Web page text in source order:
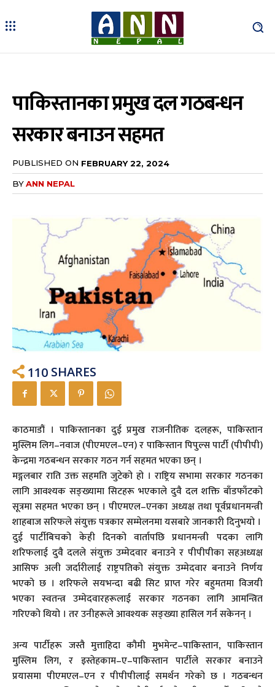
पाकिस्तानका प्रमुख दल गठबन्धन
सरकार बनाउन सहमत
PUBLISHED ON FEBRUARY 22, 2024
BYANN NEPAL
110 SHARES
काठमाडौं । पाकिस्तानका दुई प्रमुख राजनीतिक दलहरू, पाकिस्तान
मुस्लिम लिग–नवाज (पीएमएल–एन) र पाकिस्तान पिपुल्स पार्टी (पीपीपी)
केन्द्रमा गठबन्धन सरकार गठन गर्न सहमत भएका छन् ।
मङ्गलबार राति उक्त सहमति जुटेको हो । राष्ट्रिय सभामा सरकार गठनका
लागि आवश्यक सङ्ख्यामा सिटहरू भएकाले दुवै दल शक्ति बाँडफाँटको
सूत्रमा सहमत भएका छन् । पीएमएल–एनका अध्यक्ष तथा पूर्वप्रधानमन्त्री
शाहबाज सरिफले संयुक्त पत्रकार सम्मेलनमा यसबारे जानकारी दिनुभयो ।
दुई पार्टीबिचको केही दिनको वार्तापछि प्रधानमन्त्री पदका लागि
शरिफलाई दुवै दलले संयुक्त उम्मेदवार बनाउने र पीपीपीका सहअध्यक्ष
आसिफ अली जर्दारीलाई राष्ट्रपतिको संयुक्त उम्मेदवार बनाउने निर्णय
भएको छ । शरिफले सयभन्दा बढी सिट प्राप्त गरेर बहुमतमा विजयी
भएका स्वतन्त्र उम्मेदवारहरूलाई सरकार गठनका लागि आमन्त्रित
गरिएको थियो । तर उनीहरूले आवश्यक सङ्ख्या हासिल गर्न सकेनन् ।
अन्य पार्टीहरू जस्तै मुत्ताहिदा कौमी मुभमेन्ट–पाकिस्तान, पाकिस्तान
मुस्लिम लिग, र इस्तेहकाम–ए–पाकिस्तान पार्टीले सरकार बनाउने
प्रयासमा पीएमएल–एन र पीपीपीलाई समर्थन गरेको छ । गठबन्धन